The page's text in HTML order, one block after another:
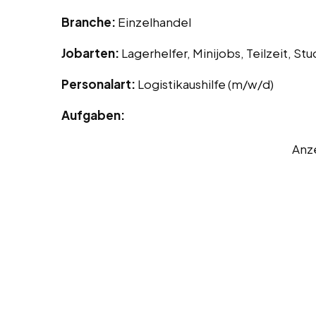
Branche: Einzelhandel
Jobarten: Lagerhelfer, Minijobs, Teilzeit,
Personalart: Logistikaushilfe (m/w/d)
Aufgaben: